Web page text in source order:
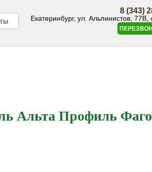
8 (343)
Екатеринбург, ул. Альпинистов,
Альта Профиль